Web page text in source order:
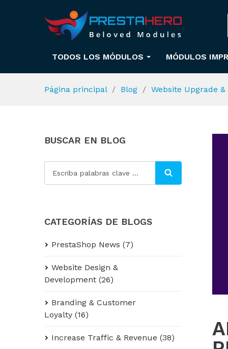
TODOS LOS MÓDULOS MÓDULOS
Página principal Blog Website Upgrade
BUSCAR EN BLOG
CATEGORÍAS DE BLOGS
PrestaShop News (7)
Website Design &
Development (26)
Branding & Customer
Loyalty (16)
Increase Traffic & Revenue (38)